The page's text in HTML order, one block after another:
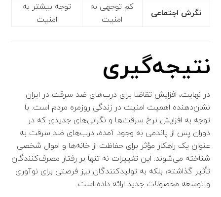
نگرش اجتماعی
کم توجهی به
امنیت
توجه بیشتر به
امنیت
نتیجه‌گیری
در نهایت، افزایش تقاضا برای درب‌های ضد سرقت در ایران
نشان‌دهنده اهمیت امنیت در زندگی روزمره مردم است. با
توجه به افزایش نرخ سرقت‌ها و نگرانی‌های جدیدی که در
دوران پس از پاندمی به وجود آمده، درب‌های ضد سرقت به
عنوان یک راهکار مؤثر برای حفاظت از خانه‌ها و اموال شخصی
شناخته می‌شوند. این تغییرات نه تنها بر رفتار مصرف‌کنندگان
تأثیر گذاشته، بلکه به تولیدکنندگان نیز فرصتی برای نوآوری
و توسعه محصولات جدید ارائه داده است.